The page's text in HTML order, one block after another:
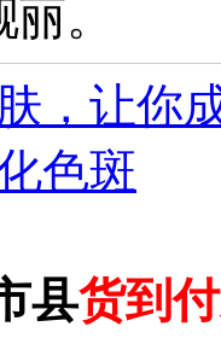
。
，让你
色斑
县货到